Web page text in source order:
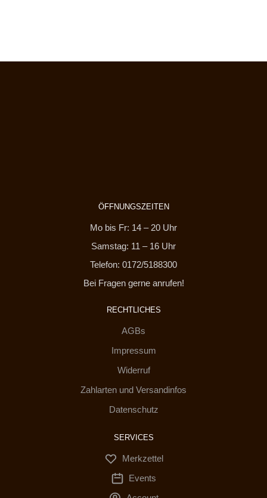
ÖFFNUNGSZEITEN
Mo bis Fr: 14 – 20 Uhr
Samstag: 11 – 16 Uhr
Telefon: 0172/5188300
Bei Fragen gerne anrufen!
RECHTLICHES
AGBs
Impressum
Widerruf
Zahlarten und Versandinfos
Datenschutz
SERVICES
Merkzettel
Events